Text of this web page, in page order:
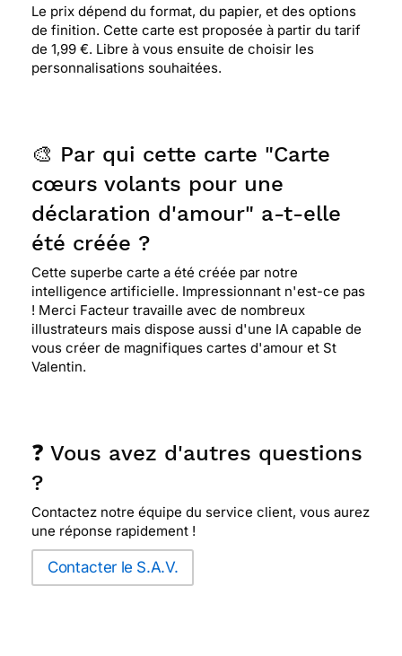
Le prix dépend du format, du papier, et des options
de finition. Cette carte est proposée à partir du tarif
de 1,99 €. Libre à vous ensuite de choisir les
personnalisations souhaitées.
🎨 Par qui cette carte "Carte
cœurs volants pour une
déclaration d'amour" a-t-elle
été créée ?
Cette superbe carte a été créée par notre
intelligence artificielle. Impressionnant n'est-ce pas
! Merci Facteur travaille avec de nombreux
illustrateurs mais dispose aussi d'une IA capable de
vous créer de magnifiques cartes d'amour et St
Valentin.
❓ Vous avez d'autres questions
?
Contactez notre équipe du service client, vous aurez
une réponse rapidement !
Contacter le S.A.V.